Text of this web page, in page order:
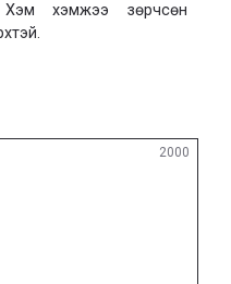
Хэм хэмжээ зөрчсөн
2000